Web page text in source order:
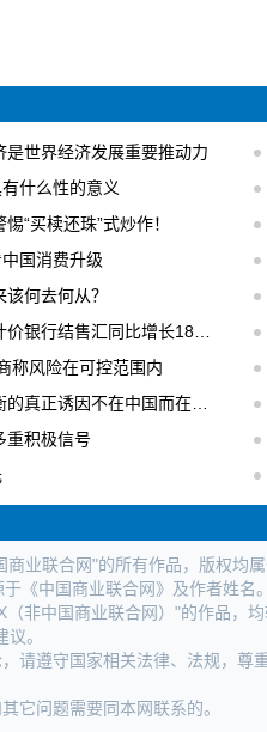
世界经济发展重要推动力
什么性的意义
“买椟还珠”式炒作！
国消费升级
何去何从？
同比增长18% 结售汇逆差下降75%
称风险在可控范围内
正诱因不在中国而在美国
重积极信号
商业联合网"的所有作品，版权
《中国商业联合网》及作者姓名
（非中国商业联合网）"的作品，
。
，请遵守国家相关法律、法规，
它问题需要同本网联系的。